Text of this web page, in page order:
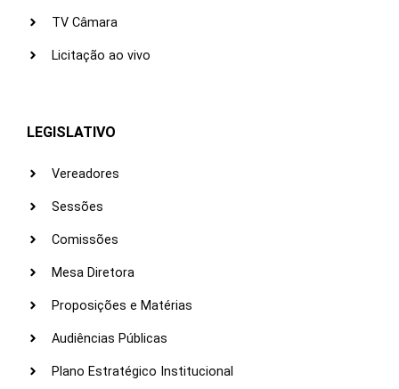
TV Câmara
Licitação ao vivo
LEGISLATIVO
Vereadores
Sessões
Comissões
Mesa Diretora
Proposições e Matérias
Audiências Públicas
Plano Estratégico Institucional